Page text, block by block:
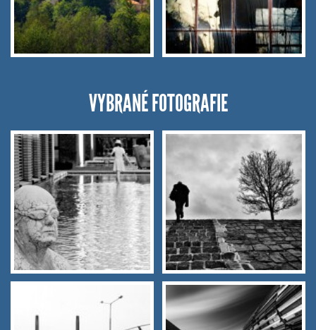
VYBRANÉ FOTOGRAFIE